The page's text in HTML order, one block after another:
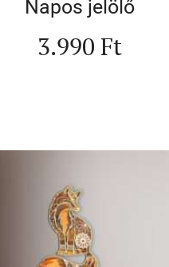
Napos jelölő
3.990Ft